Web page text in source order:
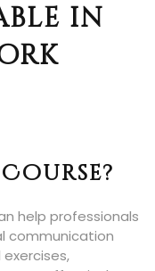
in
help professionals
communication